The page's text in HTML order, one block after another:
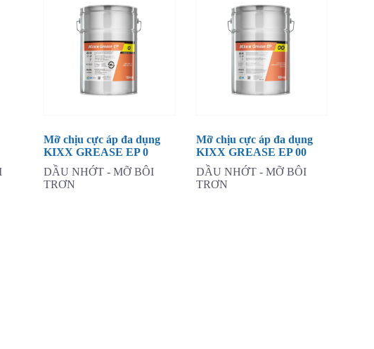
Mỡ chịu cực áp đa dụng
KIXX GREASE EP 0
DẦU NHỚT - MỠ BÔI
TRƠN
Mỡ chịu cực áp đa dụng
KIXX GREASE EP 00
DẦU NHỚT - MỠ BÔI
TRƠN